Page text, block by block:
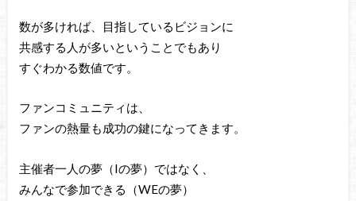
数が多ければ、目指しているビジョンに
共感する人が多いということでもあり
すぐわかる数値です。
ファンコミュニティは、
ファンの熱量も成功の鍵になってきます。
主催者一人の夢（Iの夢）ではなく、
みんなで参加できる（WEの夢）